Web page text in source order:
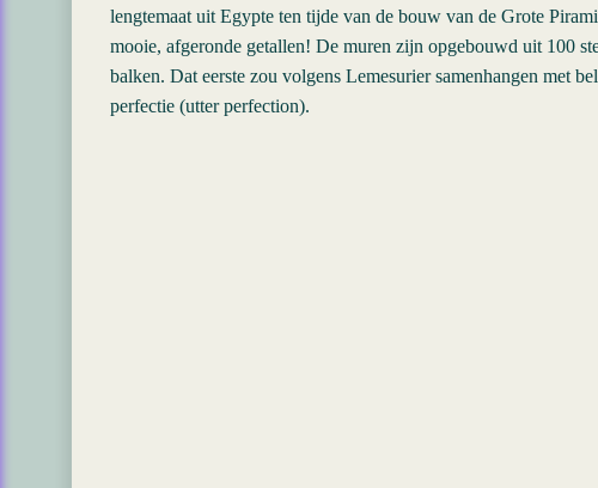
lengtemaat uit Egypte ten tijde van de bouw van de Grote
mooie, afgeronde getallen! De muren zijn opgebouwd uit 100
balken. Dat eerste zou volgens Lemesurier samenhangen met
perfectie (utter perfection).